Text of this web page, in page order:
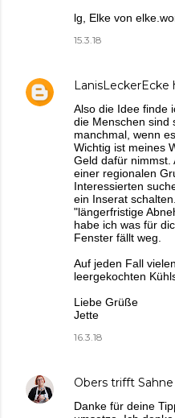
lg, Elke von
15.3.18
LanisLeckerEcke
Also die Idee finde
die Menschen sind
manchmal, wenn
Wichtig ist meines
Geld dafür nimmst.
einer regionalen
Interessierten
ein Inserat
"längerfristige
habe ich was für
Fenster fällt weg.
Auf jeden Fall
leergekochten
Liebe Grüße
Jette
16.3.18
Obers trifft Sahne
Danke für deine